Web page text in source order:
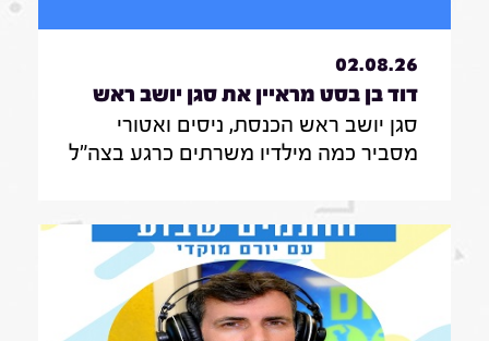
02.08.26
דוד בן בסט מראיין את סגן יושב ראש
הכנסת, ניסים ואטורי|31.7.26
סגן יושב ראש הכנסת, ניסים ואטורי
מסביר כמה מילדיו משרתים כרגע בצה"ל
מעצרים של משתמטים חרדים ואיזה שר
הוא רוצה להיות בממשלה הבאה